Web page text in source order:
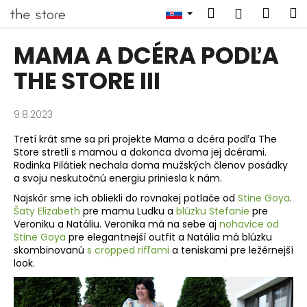
Prejsť
obsah
Hľadať
MAMA A DCÉRA PODĽA
THE STORE III
9.8.2023
Tretí krát sme sa pri projekte Mama a dcéra podľa The
Store stretli s mamou a dokonca dvoma jej dcérami.
Rodinka Pilátiek nechala doma mužských členov posádky
a svoju neskutočnú energiu priniesla k nám.
Najskôr sme ich obliekli do rovnakej potlače od Stine Goya.
Šaty Elizabeth pre mamu Ludku a blúzku Stefanie pre
Veroniku a Natáliu. Veronika má na sebe aj nohavice od
Stine Goya pre elegantnejší outfit a Natália má blúzku
skombinovanú s cropped rifľami a teniskami pre ležérnejší
look.
o
Č
o
p
t
r
e
b
u
j
e
t
e